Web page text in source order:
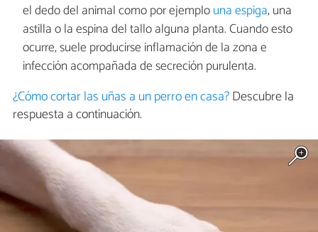
el dedo del animal como por ejemplouna espiga, una
astilla o la espina del tallo alguna planta. Cuando esto
ocurre, suele producirse inflamación de la zona e
infección acompañada de secreción purulenta.
¿Cómo cortar las uñas a un perro en casa?Descubre la
respuesta a continuación.